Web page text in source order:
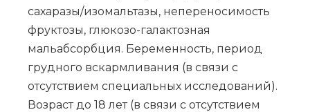
сахаразы/изомальтазы, непереносимость
фруктозы, глюкозо-галактозная
мальабсорбция. Беременность, период
грудного вскармливания (в связи с
отсутствием специальных исследований).
Возраст до 18 лет (в связи с отсутствием